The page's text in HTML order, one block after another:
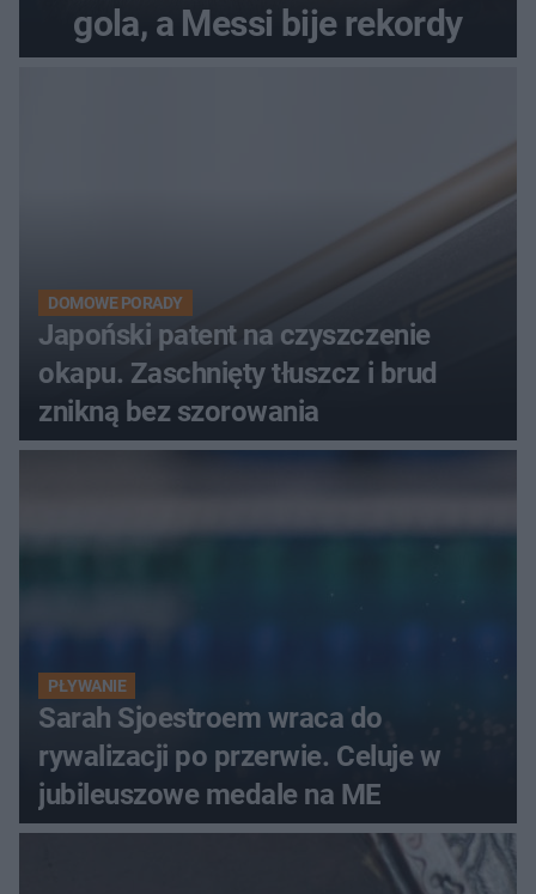
gola, a Messi bije rekordy
DOMOWE PORADY
Japoński patent na czyszczenie
okapu. Zaschnięty tłuszcz i brud
znikną bez szorowania
PŁYWANIE
Sarah Sjoestroem wraca do
rywalizacji po przerwie. Celuje w
jubileuszowe medale na ME